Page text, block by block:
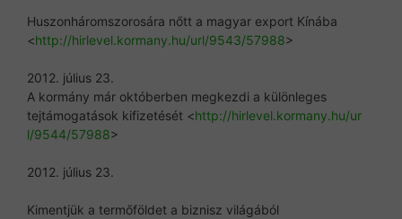
Huszonháromszorosára nőtt a magyar export Kínába
<http://hirlevel.kormany.hu/url/9543/57988>
2012. július 23.
A kormány már októberben megkezdi a különleges
tejtámogatások kifizetését <http://hirlevel.kormany.hu/ur
l/9544/57988>
2012. július 23.
Kimentjük a termőföldet a biznisz világából